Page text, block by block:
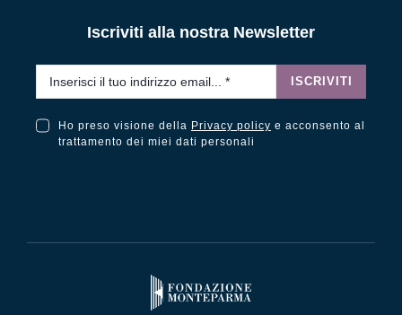
Iscriviti alla nostra Newsletter
ISCRIVITI
Ho preso visione della Privacy policy e acconsento al
trattamento dei miei dati personali